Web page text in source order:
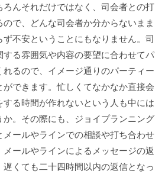
ろんそれだけではなく、司会者との打
で、どんな司会者か分からないまま
不安ということにもなりません。司
る雰囲気や内容の要望に合わせてパ
るので、イメージ通りのパーティー
できます。忙しくてなかなか直接会
る時間が作れないという人も中には
。その際にも、ジョイプランニング
ールやラインでの相談や打ち合わせ
ールやラインによるメッセージの返
くても二十四時間以内の返信となっ